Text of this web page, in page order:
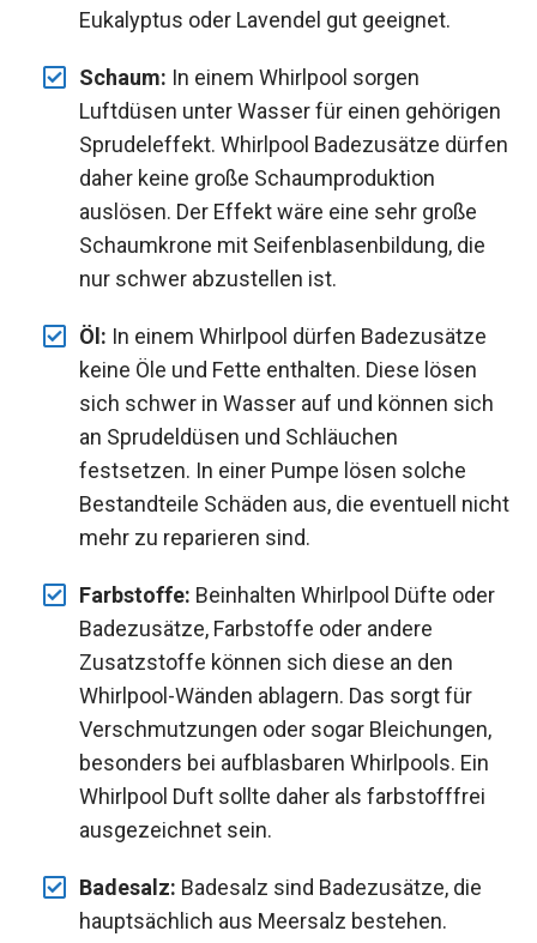
Eukalyptus oder Lavendel gut geeignet.
Schaum: In einem Whirlpool sorgen
Luftdüsen unter Wasser für einen gehörigen
Sprudeleffekt. Whirlpool Badezusätze dürfen
daher keine große Schaumproduktion
auslösen. Der Effekt wäre eine sehr große
Schaumkrone mit Seifenblasenbildung, die
nur schwer abzustellen ist.
Öl: In einem Whirlpool dürfen Badezusätze
keine Öle und Fette enthalten. Diese lösen
sich schwer in Wasser auf und können sich
an Sprudeldüsen und Schläuchen
festsetzen. In einer Pumpe lösen solche
Bestandteile Schäden aus, die eventuell nicht
mehr zu reparieren sind.
Farbstoffe: Beinhalten Whirlpool Düfte oder
Badezusätze, Farbstoffe oder andere
Zusatzstoffe können sich diese an den
Whirlpool-Wänden ablagern. Das sorgt für
Verschmutzungen oder sogar Bleichungen,
besonders bei aufblasbaren Whirlpools. Ein
Whirlpool Duft sollte daher als farbstofffrei
ausgezeichnet sein.
Badesalz: Badesalz sind Badezusätze, die
hauptsächlich aus Meersalz bestehen.